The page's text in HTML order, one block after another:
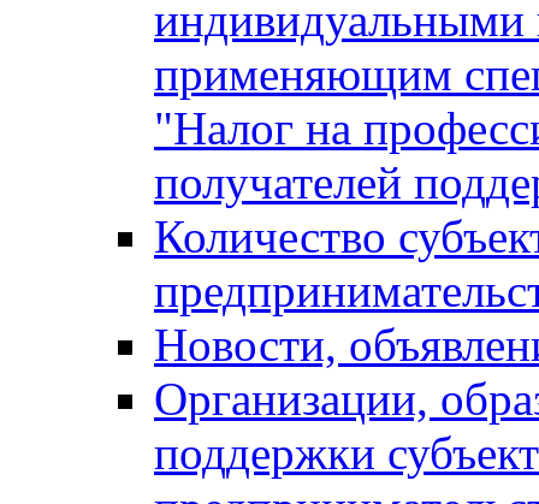
индивидуальными
применяющим
"Налог на
получателей
Количество
Новости,
Организации,
поддержки